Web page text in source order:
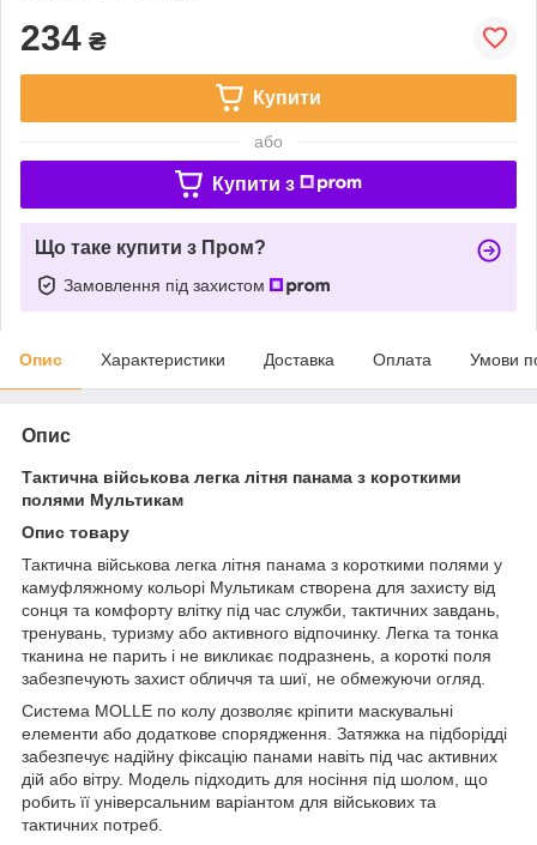
234 ₴
Купити
або
Купити з
Що таке купити з Пром?
Замовлення під захистом
Опис Характеристики Доставка Оплата Умови
Опис
Тактична військова легка літня панама з короткими
полями Мультикам
Опис товару
Тактична військова легка літня панама з короткими полями у
камуфляжному кольорі Мультикам створена для захисту від
сонця та комфорту влітку під час служби, тактичних завдань,
тренувань, туризму або активного відпочинку. Легка та тонка
тканина не парить і не викликає подразнень, а короткі поля
забезпечують захист обличчя та шиї, не обмежуючи огляд.
Система MOLLE по колу дозволяє кріпити маскувальні
елементи або додаткове спорядження. Затяжка на підборідді
забезпечує надійну фіксацію панами навіть під час активних
дій або вітру. Модель підходить для носіння під шолом, що
робить її універсальним варіантом для військових та
тактичних потреб.